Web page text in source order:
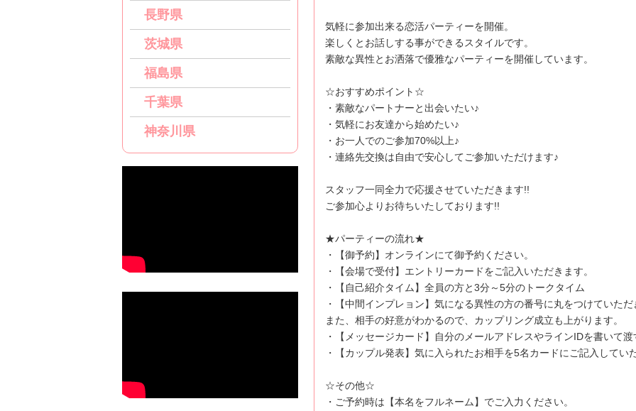
長野県
茨城県
福島県
千葉県
神奈川県
気軽に参加出来る恋活パーティーを開催。
楽しくとお話しする事ができるスタイルです。
素敵な異性とお洒落で優雅なパーティーを開催しています。
☆おすすめポイント☆
・素敵なパートナーと出会いたい♪
・気軽にお友達から始めたい♪
・お一人でのご参加70%以上♪
・連絡先交換は自由で安心してご参加いただけます♪
スタッフ一同全力で応援させていただきます!!
ご参加心よりお待ちいたしております!!
★パーティーの流れ★
・【御予約】オンラインにて御予約ください。
・【会場で受付】エントリーカードをご記入いただきます。
・【自己紹介タイム】全員の方と3分～5分のトークタイム
・【中間インプレョン】気になる異性の方の番号に丸をつけていただ
また、相手の好意がわかるので、カップリング成立も上がります。
・【メッセージカード】自分のメールアドレスやラインIDを書いて
・【カップル発表】気に入られたお相手を5名カードにご記入して
☆その他☆
・ご予約時は【本名をフルネーム】でご入力ください。